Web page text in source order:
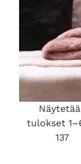
tulokset
137S